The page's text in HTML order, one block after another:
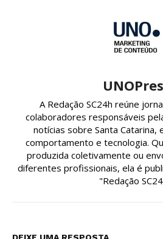
A Redação SC24h reúne
colaboradores responsáveis
notícias sobre Santa Catarina,
comportamento e tecnologia.
produzida coletivamente ou
diferentes profissionais, ela é
"Redação
DEIXE UMA RESPOSTA